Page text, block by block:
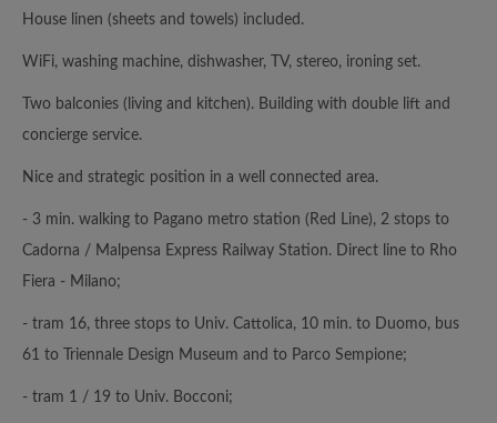
House linen (sheets and towels) included.
WiFi, washing machine, dishwasher, TV, stereo, ironing set.
Two balconies (living and kitchen). Building with double lift and
concierge service.
Nice and strategic position in a well connected area.
- 3 min. walking to Pagano metro station (Red Line), 2 stops to
Cadorna / Malpensa Express Railway Station. Direct line to Rho
Fiera - Milano;
- tram 16, three stops to Univ. Cattolica, 10 min. to Duomo, bus
61 to Triennale Design Museum and to Parco Sempione;
- tram 1 / 19 to Univ. Bocconi;